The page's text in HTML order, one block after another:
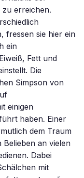
erreichen.
fressen sie hier ein
ein
Fett und
Die
Simpson von
einigen
haben. Einer
dem Traum
an vielen
Dabei
mit